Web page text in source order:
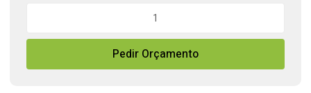
Cola
de
Pedir Orçamento